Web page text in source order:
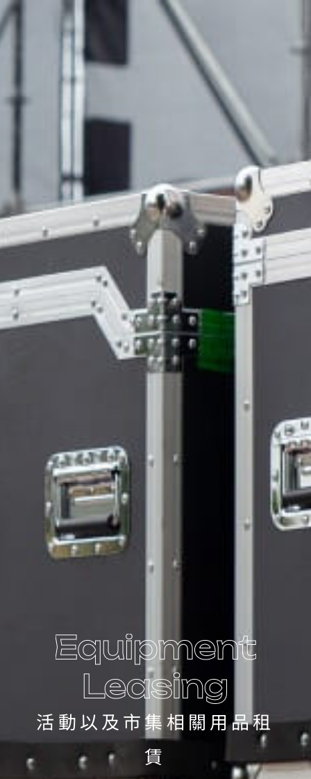
活動以及市集相關用品租
賃